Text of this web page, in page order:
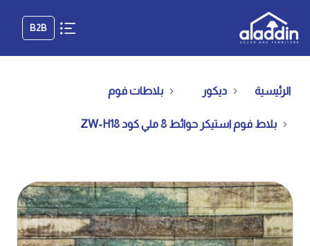
B2B
الرئيسية ديكور بلاطات فوم
بلاط فوم استيكر حوائط 8 ملي كود ZW-H18